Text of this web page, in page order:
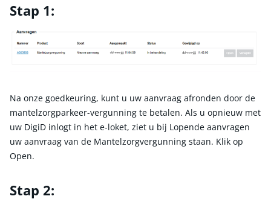
Stap 1:
Na onze goedkeuring, kunt u uw aanvraag afronden door de
mantelzorgparkeer-vergunning te betalen. Als u opnieuw met
uw DigiD inlogt in het e-loket, ziet u bij Lopende aanvragen
uw aanvraag van de Mantelzorgvergunning staan. Klik op
Open.
Stap 2: